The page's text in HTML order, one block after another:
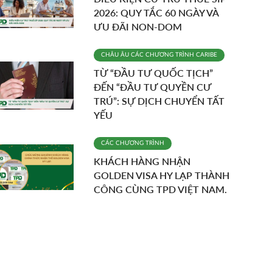
2026: QUY TẮC 60 NGÀY VÀ
ƯU ĐÃI NON-DOM
CHÂU ÂU CÁC CHƯƠNG TRÌNH CARIBE
TỪ “ĐẦU TƯ QUỐC TỊCH”
ĐẾN “ĐẦU TƯ QUYỀN CƯ
TRÚ”: SỰ DỊCH CHUYỂN TẤT
YẾU
CÁC CHƯƠNG TRÌNH
KHÁCH HÀNG NHẬN
GOLDEN VISA HY LẠP THÀNH
CÔNG CÙNG TPD VIỆT NAM.